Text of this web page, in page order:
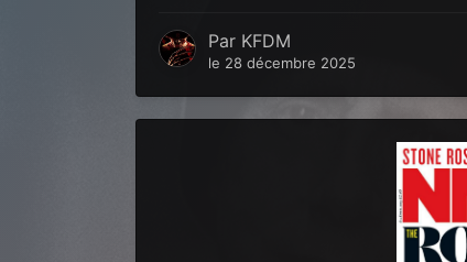
Par KFDM
le 28 décembre 2025